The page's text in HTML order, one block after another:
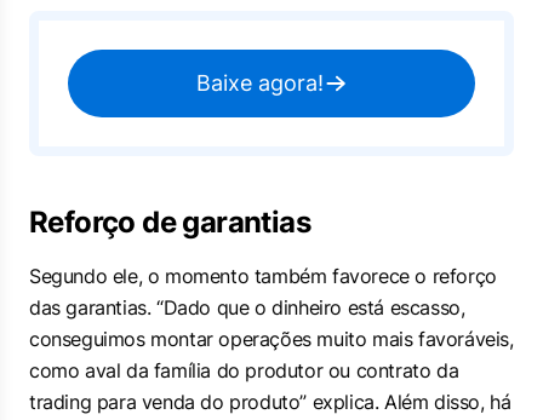
Baixe agora!
Reforço de garantias
Segundo ele, o momento também favorece o reforço
das garantias. “Dado que o dinheiro está escasso,
conseguimos montar operações muito mais favoráveis,
como aval da família do produtor ou contrato da
trading para venda do produto” explica. Além disso, há